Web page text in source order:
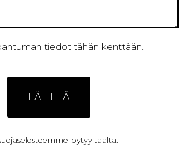
tiedot tähän kenttään.
löytyy täältä.